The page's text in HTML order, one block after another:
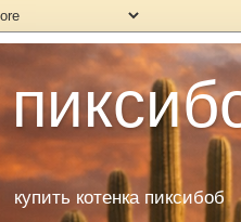
купить котенка пиксибоб